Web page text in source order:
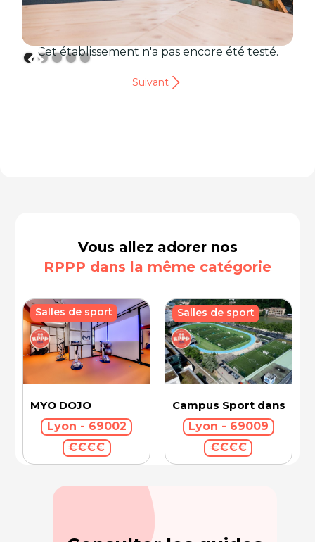
Cet établissement n'a pas encore été testé.
Suivant
Vous allez adorer nos
RPPP dans la même catégorie
MYO DOJO
Lyon - 69002
€€€€
Salles de sport
Campus Sport dans la
Lyon - 69009
€€€€
Salles de sport